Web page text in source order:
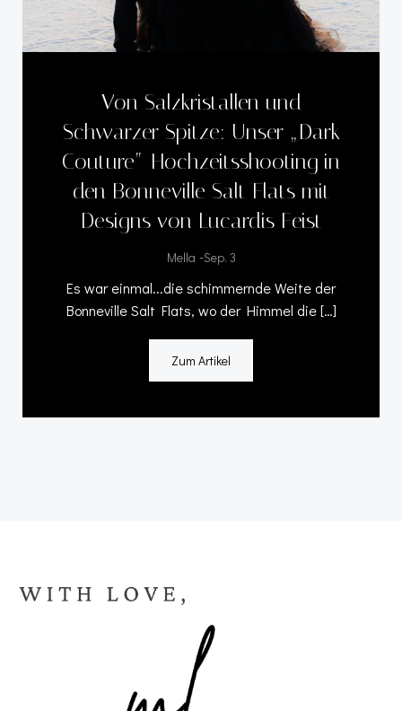
Von Salzkristallen und
Schwarzer Spitze: Unser „Dark
Couture“-Hochzeitsshooting in
den Bonneville Salt Flats mit
Designs von Lucardis Feist
Mella -Sep. 3
Es war einmal...die schimmernde Weite der
Bonneville Salt Flats, wo der Himmel die […]
Zum Artikel